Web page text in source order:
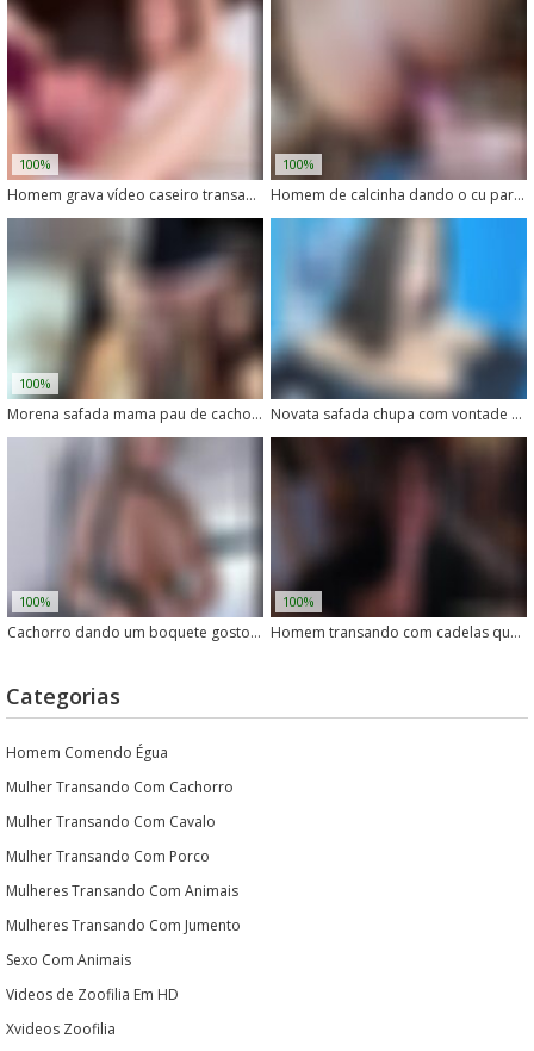
100%
Homem grava vídeo caseiro transando com animais
100%
Homem de calcinha dando o cu para cachorro tarado
100%
Morena safada mama pau de cachorro com gosto Novata safada chupa com vontade o pau do cachorro
100%
Cachorro dando um boquete gostoso no dono
100%
Homem transando com cadelas que adoram levar rola
Categorias
Homem Comendo Égua
Mulher Transando Com Cachorro
Mulher Transando Com Cavalo
Mulher Transando Com Porco
Mulheres Transando Com Animais
Mulheres Transando Com Jumento
Sexo Com Animais
Videos de Zoofilia Em HD
Xvideos Zoofilia